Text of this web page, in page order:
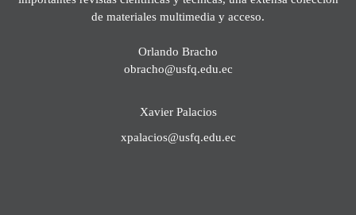
de materiales multimedia y acceso.
Orlando Bracho
obracho@usfq.edu.ec
Xavier Palacios
xpalacios@usfq.edu.ec